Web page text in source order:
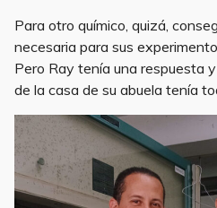
Para otro químico, quizá,
necesaria para sus
Pero Ray tenía una respuesta
de la casa de su abuela tenía